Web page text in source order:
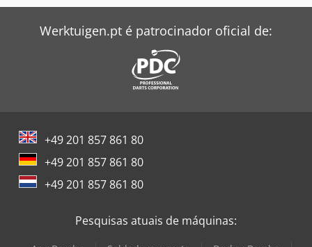
Werktuigen.pt é patrocinador oficial de:
+49 201 857 861 80
+49 201 857 861 80
+49 201 857 861 80
Pesquisas atuais de máquinas: